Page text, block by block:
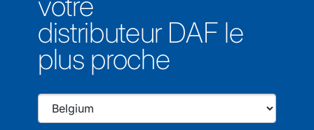
distributeur DAF le
plus proche